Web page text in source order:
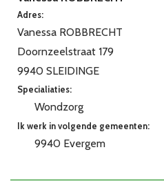
Adres:
Vanessa ROBBRECHT
Doornzeelstraat 179
9940 SLEIDINGE
Specialiaties:
Wondzorg
Ik werk in volgende gemeenten:
9940 Evergem